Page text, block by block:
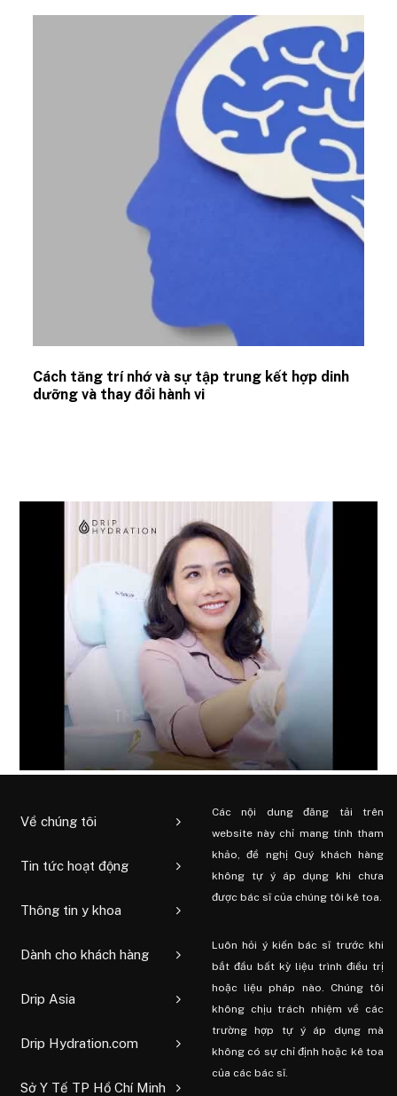
Cách tăng trí nhớ và sự tập trung kết hợp dinh
dưỡng và thay đổi hành vi
Về chúng tôi
Tin tức hoạt động
Thông tin y khoa
Dành cho khách hàng
Drip Asia
Drip Hydration.com
Sở Y Tế TP Hồ Chí Minh
Các nội dung đăng tải trên
website này chỉ mang tính tham
khảo, đề nghị Quý khách hàng
không tự ý áp dụng khi chưa
được bác sĩ của chúng tôi kê toa.
Luôn hỏi ý kiến ​​bác sĩ trước khi
bắt đầu bất kỳ liệu trình điều trị
hoặc liệu pháp nào. Chúng tôi
không chịu trách nhiệm về các
trường hợp tự ý áp dụng mà
không có sự chỉ định hoặc kê toa
của các bác sĩ.